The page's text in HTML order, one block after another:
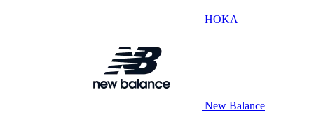
HOKA
New Balance